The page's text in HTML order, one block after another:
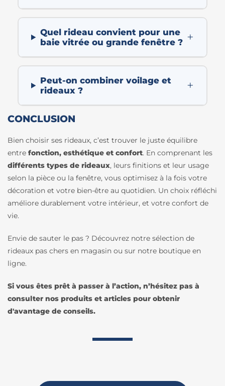
Quel rideau convient pour une
baie vitrée ou grande fenêtre ? +
Peut-on combiner voilage et
rideaux ?
+
CONCLUSION
Bien choisir ses rideaux, c’est trouver le juste équilibre
entre fonction, esthétique et confort. En comprenant les
différents types de rideaux, leurs finitions et leur usage
selon la pièce ou la fenêtre, vous optimisez à la fois votre
décoration et votre bien-être au quotidien. Un choix réfléchi
améliore durablement votre intérieur, et votre confort de
vie.
Envie de sauter le pas ? Découvrez notre sélection de
rideaux pas chers en magasin ou sur notre boutique en
ligne.
Si vous êtes prêt à passer à l’action, n’hésitez pas à
consulter nos produits et articles pour obtenir
d'avantage de conseils.